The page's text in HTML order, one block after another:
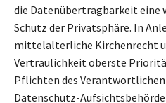
die Datenübertragbarkeit eine
Schutz der Privatsphäre. In
mittelalterliche Kirchenrecht
Vertraulichkeit oberste
Pflichten des Verantwortlichen
Datenschutz-Aufsichtsbehörde